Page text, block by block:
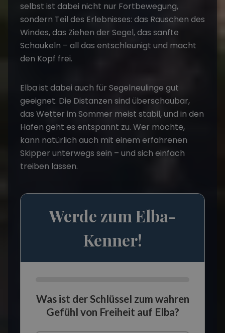
selbst ist dabei nicht nur Fortbewegung,
sondern Teil des Erlebnisses: das Rauschen des
Windes, das Ziehen der Segel, das sanfte
Schaukeln – all das entschleunigt und macht
den Kopf frei.
Elba ist dabei auch für Segelneulinge gut
geeignet. Die Distanzen sind überschaubar,
das Wetter im Sommer meist stabil, und in den
Häfen geht es entspannt zu. Wer möchte,
kann natürlich auch mit einem erfahrenen
Skipper unterwegs sein – und sich einfach
treiben lassen.
Werde zum Elba-
Kenner!
Was ist der Schlüssel zum wahren
Gefühl von Freiheit auf Elba?